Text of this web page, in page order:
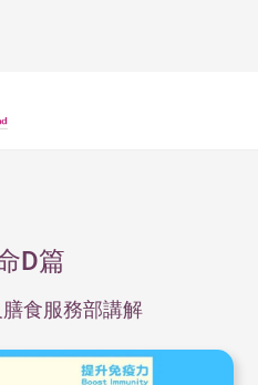
D篇
食服務部講解